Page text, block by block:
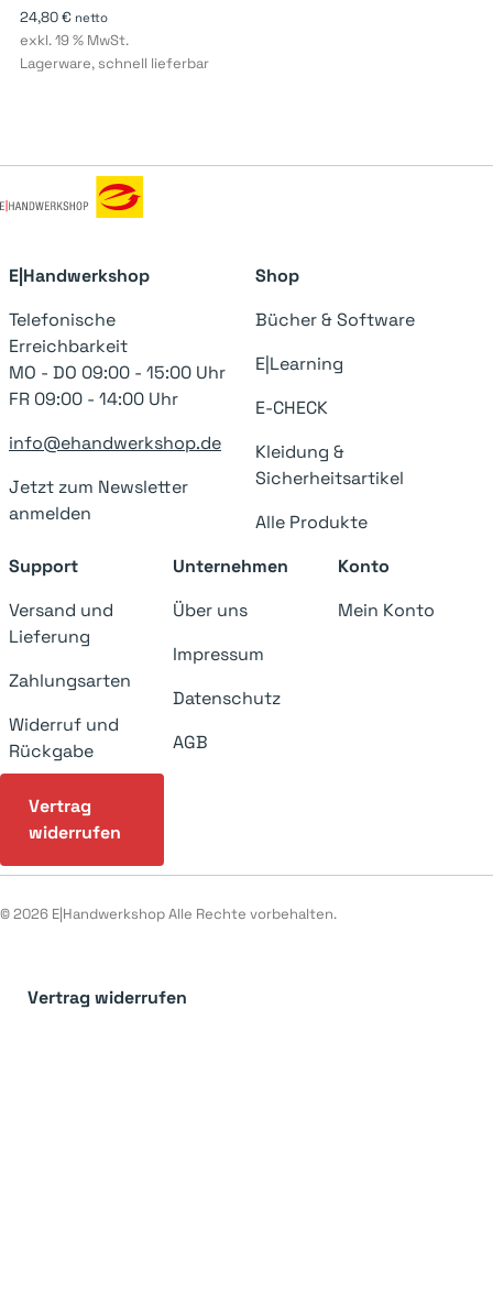
24,80€ netto
exkl. 19 % MwSt.
Lagerware, schnell lieferbar
E|Handwerkshop
Telefonische
Erreichbarkeit
MO - DO 09:00 - 15:00 Uhr
FR 09:00 - 14:00 Uhr
info@ehandwerkshop.de
Jetzt zum Newsletter
anmelden
Shop
Bücher & Software
E|Learning
E-CHECK
Kleidung &
Sicherheitsartikel
Alle Produkte
Support
Versand und
Lieferung
Zahlungsarten
Widerruf und
Rückgabe
Vertrag
widerrufen
Unternehmen
Über uns
Impressum
Datenschutz
AGB
Konto
Mein Konto
© 2026 E|Handwerkshop Alle Rechte vorbehalten.
Vertrag widerrufen